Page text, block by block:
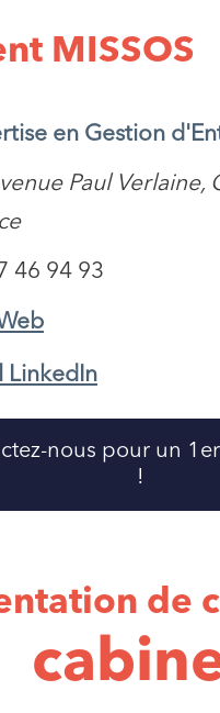
MISSOS
en Gestion
Paul Verlaine,
46 94 93
LinkedIn
nous pour un
!
de